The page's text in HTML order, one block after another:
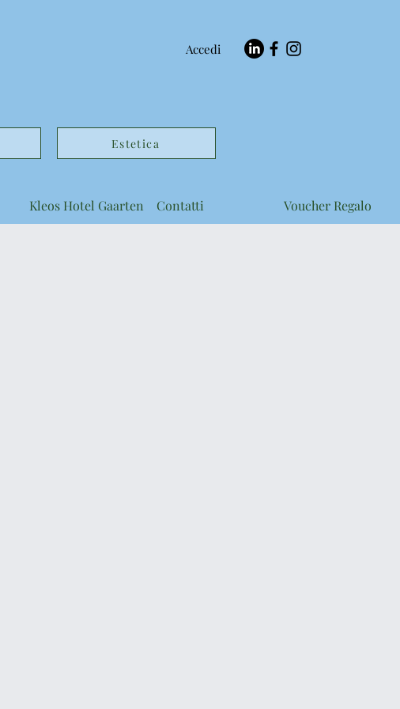
Accedi
Estetica
Kleos Hotel Gaarten Contatti Voucher Regalo